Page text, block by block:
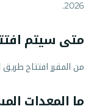
2026.
متى سيتم
من المقرر افتتاح طريق
ما المعدات